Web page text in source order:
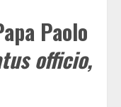
Paolo
officio,